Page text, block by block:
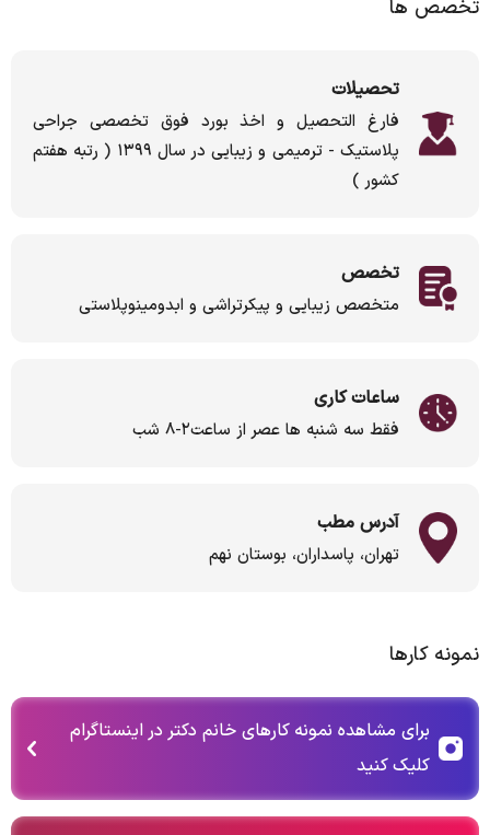
تخصص ها
تحصیلات
فارغ التحصیل و اخذ بورد فوق تخصصی جراحی
پلاستیک - ترمیمی و زیبایی در سال ۱۳۹۹ ( رتبه هفتم
کشور )
تخصص
متخصص زیبایی و پیکرتراشی و ابدومینوپلاستی
ساعات کاری
فقط سه شنبه ها عصر از ساعت۲-۸ شب
آدرس مطب
تهران، پاسداران، بوستان نهم
نمونه کارها
برای مشاهده نمونه کارهای خانم دکتر در اینستاگرام
کلیک کنید